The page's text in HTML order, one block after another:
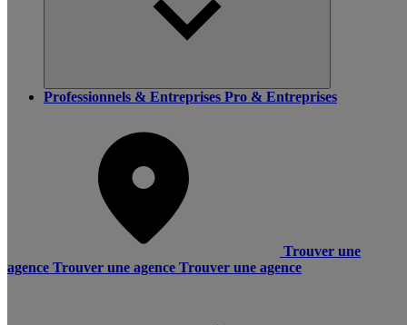
Professionnels & Entreprises Pro & Entreprises
Trouver une
agence Trouver une agence Trouver une agence